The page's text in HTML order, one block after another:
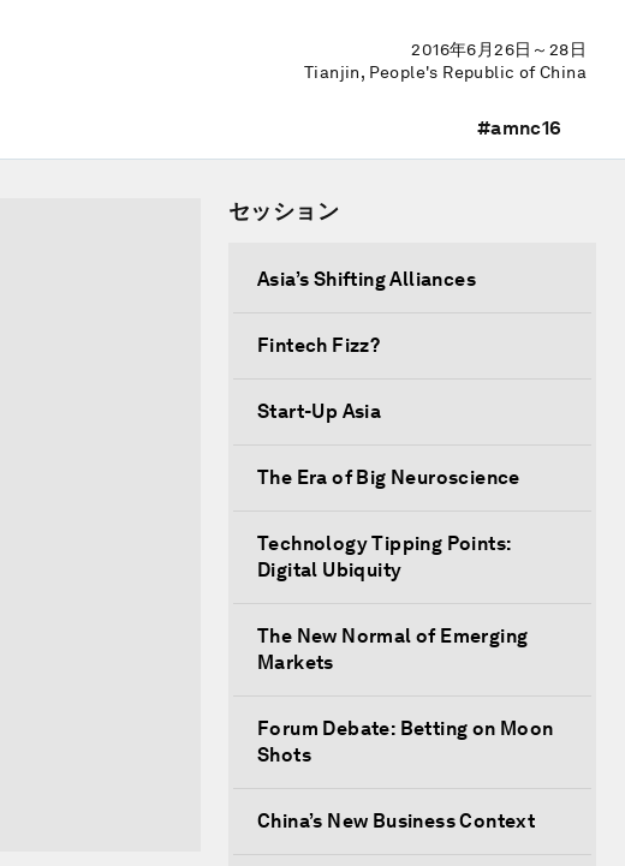
2016年6月26日～28日
Tianjin, People's Republic of China
#amnc16
セッション
Asia’s Shifting Alliances
Fintech Fizz?
Start-Up Asia
The Era of Big Neuroscience
Technology Tipping Points:
Digital Ubiquity
The New Normal of Emerging
Markets
Forum Debate: Betting on Moon
Shots
China’s New Business Context